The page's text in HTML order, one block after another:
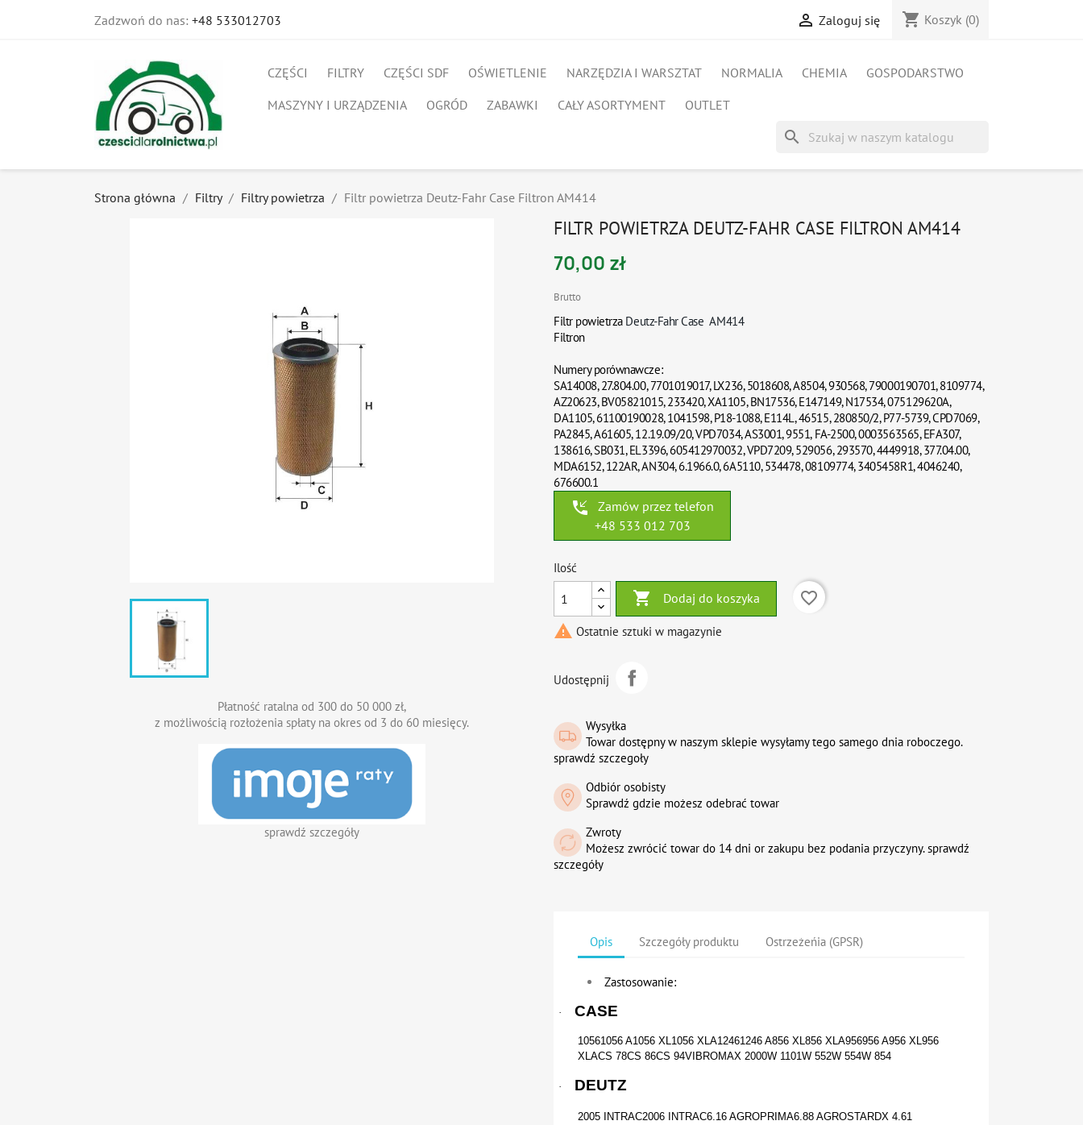
Zadzwoń do nas: +48 533012703  Zaloguj się shopping_cart Koszyk (0)
CZĘŚCI FILTRY CZĘŚCI SDF OŚWIETLENIE NARZĘDZIA I WARSZTAT NORMALIA CHEMIA
GOSPODARSTWO
MASZYNY I URZĄDZENIA
OGRÓD ZABAWKI CAŁY ASORTYMENT OUTLET
search
Strona główna Filtry Filtry powietrza Filtr powietrza Deutz-Fahr Case Filtron AM414
Płatność ratalna od 300 do 50 000 zł,
z możliwością rozłożenia spłaty na okres od 3 do 60 miesięcy.
sprawdź szczegóły
FILTR POWIETRZA DEUTZ-FAHR CASE FILTRON AM414
70,00 zł
Brutto
Filtr powietrza Deutz-Fahr Case AM414
Filtron
Numery porównawcze:
SA14008, 27.804.00, 7701019017, LX236, 5018608, A8504, 930568, 79000190701, 8109774,
AZ20623, BV05821015, 233420, XA1105, BN17536, E147149, N17534, 075129620A,
DA1105, 61100190028, 1041598, P18-1088, E114L, 46515, 280850/2, P77-5739, CPD7069,
PA2845, A61605, 12.19.09/20, VPD7034, AS3001, 9551, FA-2500, 0003563565, EFA307,
138616, SB031, EL3396, 605412970032, VPD7209, 529056, 293570, 4449918, 377.04.00,
MDA6152, 122AR, AN304, 6.1966.0, 6A5110, 534478, 08109774, 3405458R1, 4046240,
676600.1
phone_callback
Zamów przez telefon
+48 533 012 703
Ilość
 Dodaj do koszyka
favorite_border
 Ostatnie sztuki w magazynie
Udostępnij
Wysyłka
Towar dostępny w naszym sklepie wysyłamy tego samego dnia roboczego.
sprawdź szczegoły
Odbiór osobisty
Sprawdź gdzie możesz odebrać towar
Zwroty
Możesz zwrócić towar do 14 dni or zakupu bez podania przyczyny. sprawdź
szczegóły
Opis Szczegóły produktu Ostrzeżeńia (GPSR)
Zastosowanie:
· CASE
10561056 A1056 XL1056 XLA12461246 A856 XL856 XLA956956 A956 XL956
XLACS 78CS 86CS 94VIBROMAX 2000W 1101W 552W 554W 854
· DEUTZ
2005 INTRAC2006 INTRAC6.16 AGROPRIMA6.88 AGROSTARDX 4.61